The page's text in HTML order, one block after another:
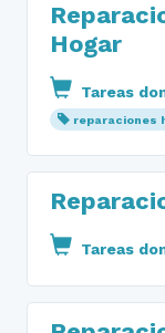
Hogar
Tareas
reparaciones
Tareas